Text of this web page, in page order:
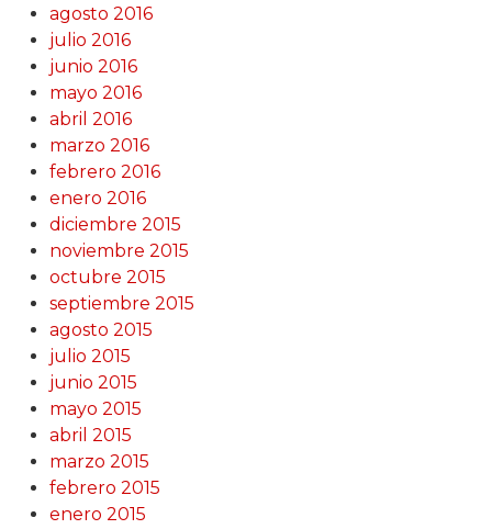
agosto 2016
julio 2016
junio 2016
mayo 2016
abril 2016
marzo 2016
febrero 2016
enero 2016
diciembre 2015
noviembre 2015
octubre 2015
septiembre 2015
agosto 2015
julio 2015
junio 2015
mayo 2015
abril 2015
marzo 2015
febrero 2015
enero 2015